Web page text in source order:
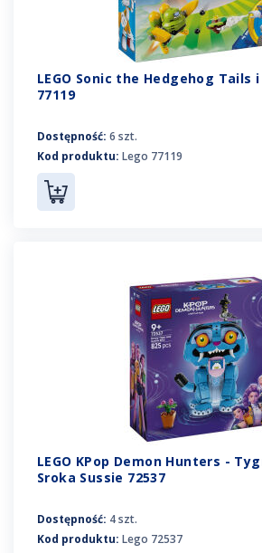
LEGO Sonic the Hedgehog Tails
77119
Dostępność: 6 szt.
Kod produktu: Lego 77119
LEGO KPop Demon Hunters -
Sroka Sussie 72537
Dostępność: 4 szt.
Kod produktu: Lego 72537